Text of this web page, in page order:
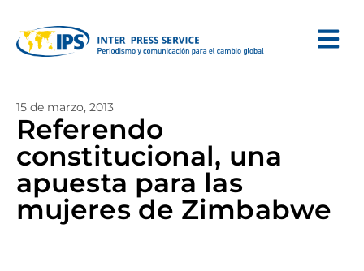
15 de marzo, 2013
Referendo
constitucional, una
apuesta para las
mujeres de Zimbabwe